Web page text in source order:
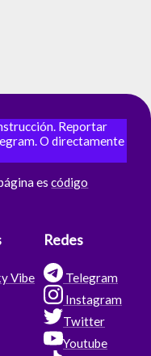
Reportar
O directamente
escódigo
Vibe
Redes
Telegram
Instagram
Twitter
Youtube